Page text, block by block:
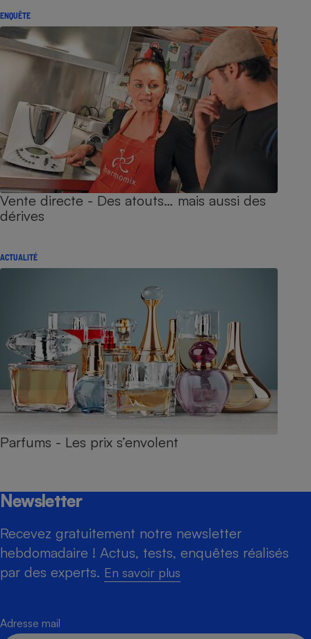
ENQUÊTE
Vente directe - Des atouts… mais aussi des
dérives
ACTUALITÉ
Parfums - Les prix s’envolent
Newsletter
Recevez gratuitement notre newsletter
hebdomadaire ! Actus, tests, enquêtes réalisés
par des experts. En savoir plus
Adresse mail